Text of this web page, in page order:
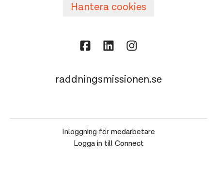
Hantera cookies
raddningsmissionen.se
Inloggning för medarbetare
Logga in till Connect